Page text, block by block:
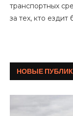
транспортных
за тех, кто ездит
НОВЫЕ